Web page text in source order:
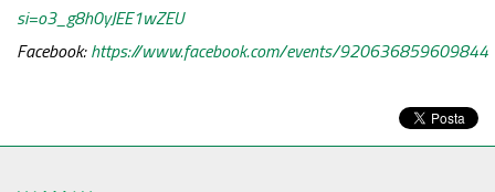
si=o3_g8h0yJEE1wZEU
Facebook:https://www.facebook.com/events/920636859609844